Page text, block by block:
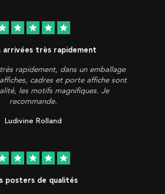
star star star star
arrivées très rapidement
rapidement, dans un emballage
cadres et porte affiche sont
les motifs magnifiques. Je
recommande.
Ludivine Rolland
star star star star
posters de qualités